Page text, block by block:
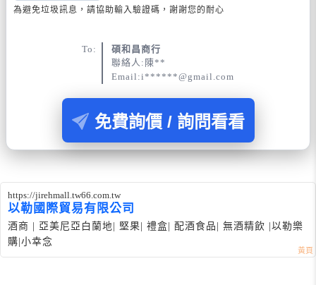
為避免垃圾訊息，請協助輸入驗證碼，謝謝您的耐心
To:
碩和昌商行
聯絡人:陳**
Email:i******@gmail.com
免費詢價 / 詢問看看
https://jirehmall.tw66.com.tw
以勒國際貿易有限公司
酒商 | 亞美尼亞白蘭地| 堅果| 禮盒| 配酒食品| 無酒精飲 |以勒樂
購|小幸念